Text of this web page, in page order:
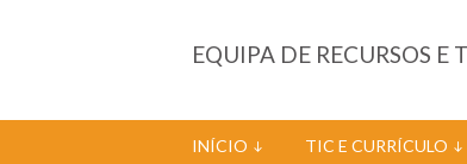
EQUIPA DE RECURSOS
INÍCIO TIC E CURRÍCULO